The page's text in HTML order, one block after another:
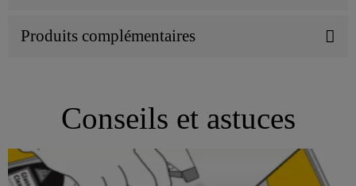
Produits complémentaires
Conseils et astuces